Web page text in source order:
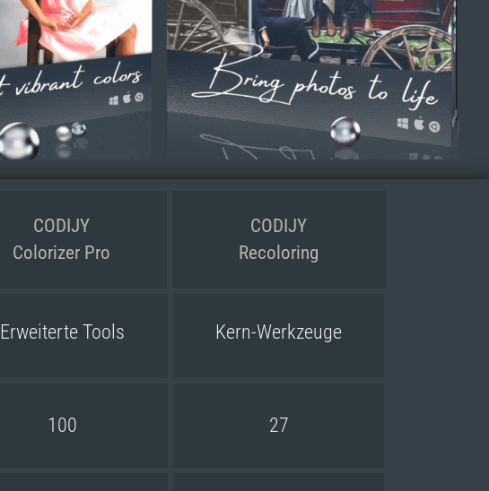
CODIJY
Colorizer Pro
CODIJY
Recoloring
Erweiterte Tools Kern-Werkzeuge
100 27